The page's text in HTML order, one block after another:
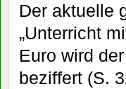
Der aktuelle
„Unterricht
Euro wird
beziffert (S.